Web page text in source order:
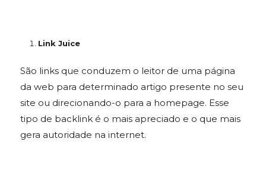
Link Juice
São links que conduzem o leitor de uma página
da web para determinado artigo presente no seu
site ou direcionando-o para a homepage. Esse
tipo de backlink é o mais apreciado e o que mais
gera autoridade na internet.